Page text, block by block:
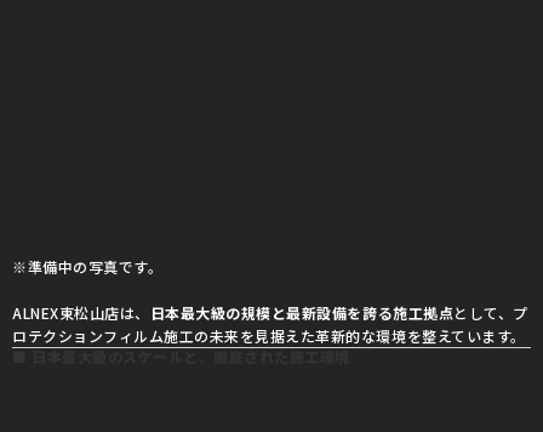
※準備中の写真です。
ALNEX東松山店は、 日本最大級の規模と最新設備を誇る施工拠点として、プ
ロテクションフィルム施工の未来を見据えた革新的な環境を整えています。